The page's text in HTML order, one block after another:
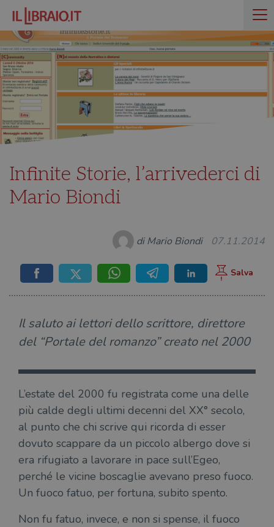
Infinite Storie, l’arrivederci di
Mario Biondi
di Mario Biondi 07.11.2014
Il saluto ai lettori dello scrittore, direttore
del “Portale del romanzo” creato nel 2000
L’estate del 2000 fu registrata come una delle
più calde degli ultimi decenni del XX° secolo,
al punto che chi scrive qui ricorda di esser
dovuto scappare da un piccolo albergo dove si
era rifugiato a lavorare in pace sull’Egeo,
perché le vicine boscaglie avevano preso fuoco.
Un fuoco fatuo, per fortuna, subito spento.
Non fu fatuo, invece, e non si spense, il fuoco